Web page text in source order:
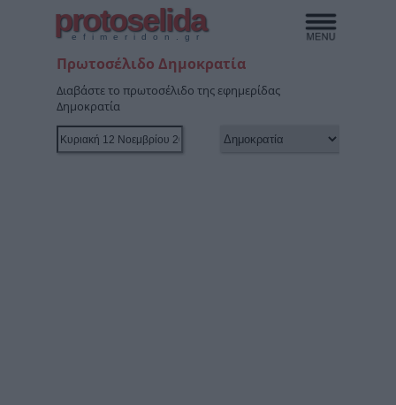
protoselida
efimeridon.gr
Πρωτοσέλιδο Δημοκρατία
Διαβάστε το πρωτοσέλιδο της εφημερίδας
Δημοκρατία